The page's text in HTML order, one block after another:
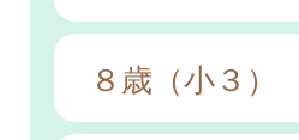
８歳（小３）